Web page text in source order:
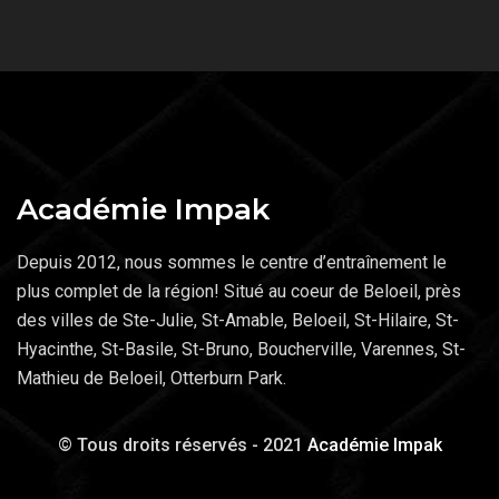
Académie Impak
Depuis 2012, nous sommes le centre d’entraînement le
plus complet de la région! Situé au coeur de Beloeil, près
des villes de Ste-Julie, St-Amable, Beloeil, St-Hilaire, St-
Hyacinthe, St-Basile, St-Bruno, Boucherville, Varennes, St-
Mathieu de Beloeil, Otterburn Park.
© Tous droits réservés - 2021 Académie Impak